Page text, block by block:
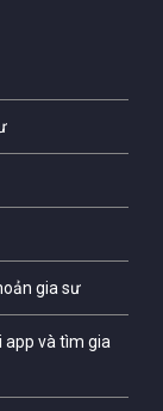
gia sư
app và tìm gia